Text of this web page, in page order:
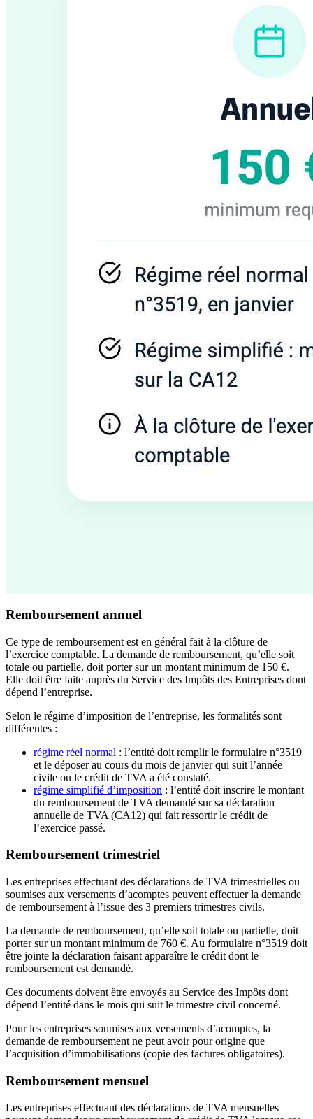
Remboursement annuel
Ce type de remboursement est en général fait à la clôture de
l’exercice comptable. La demande de remboursement, qu’elle soit
totale ou partielle, doit porter sur un montant minimum de 150 €.
Elle doit être faite auprès du Service des Impôts des Entreprises dont
dépend l’entreprise.
Selon le régime d’imposition de l’entreprise, les formalités sont
différentes :
régime réel normal : l’entité doit remplir le formulaire n°3519
et le déposer au cours du mois de janvier qui suit l’année
civile ou le crédit de TVA a été constaté.
régime simplifié d’imposition : l’entité doit inscrire le montant
du remboursement de TVA demandé sur sa déclaration
annuelle de TVA (CA12) qui fait ressortir le crédit de
l’exercice passé.
Remboursement trimestriel
Les entreprises effectuant des déclarations de TVA trimestrielles ou
soumises aux versements d’acomptes peuvent effectuer la demande
de remboursement à l’issue des 3 premiers trimestres civils.
La demande de remboursement, qu’elle soit totale ou partielle, doit
porter sur un montant minimum de 760 €. Au formulaire n°3519 doit
être jointe la déclaration faisant apparaître le crédit dont le
remboursement est demandé.
Ces documents doivent être envoyés au Service des Impôts dont
dépend l’entité dans le mois qui suit le trimestre civil concerné.
Pour les entreprises soumises aux versements d’acomptes, la
demande de remboursement ne peut avoir pour origine que
l’acquisition d’immobilisations (copie des factures obligatoires).
Remboursement mensuel
Les entreprises effectuant des déclarations de TVA mensuelles